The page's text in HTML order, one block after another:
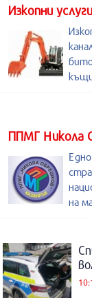
Изкопни
ППМГ Никола
на